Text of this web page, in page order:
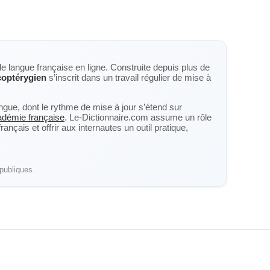
langue française en ligne. Construite depuis plus de
s’inscrit dans un travail régulier de mise à
dont le rythme de mise à jour s’étend sur
française. Le-Dictionnaire.com assume un rôle
et offrir aux internautes un outil pratique,